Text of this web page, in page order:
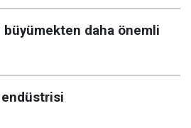
daha önemli